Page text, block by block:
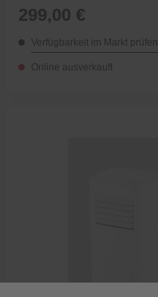
299,00 €
Verfügbarkeit im Markt prüfen
Online ausverkauft